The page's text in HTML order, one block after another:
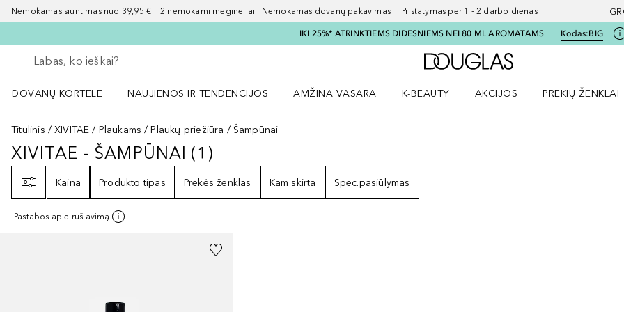
Nemokamas siuntimas nuo 39,95 € 2 nemokami mėginėliai Nemokamas dovanų pakavimas Pristatymas per 1 - 2 darbo dienas
IKI 25%* ATRINKTIEMS DIDESNIEMS NEI 80 ML AROMATAMS Kodas:BIG
Grįžk atgal
Vykdykite paiešką
Į Douglas pagrindinį
DOVANŲ KORTELĖ
NAUJIENOS IR TENDENCIJOS
AMŽINA VASARA
K-BEAUTY
AKCIJOS
PREKIŲ ŽENKLAI
Titulinis
XIVITAE Plaukams Plaukų priežiūra Šampūnai
XIVITAE - ŠAMPŪNAI1REZULTATAI
XIVITAE - ŠAMPŪNAI (1 )
Kaina
Produkto tipas Prekės ženklas Kam skirta Spec.pasiūlymas
Pastabos apie rūšiavimą